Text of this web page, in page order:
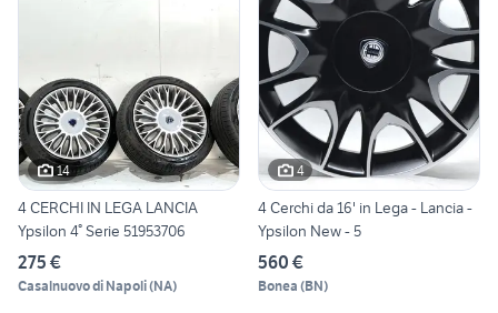
14
4 CERCHI IN LEGA LANCIA
Ypsilon 4° Serie 51953706
275 €
Casalnuovo di Napoli(NA)
4
4 Cerchi da 16' in Lega - Lancia -
Ypsilon New - 5
560 €
Bonea (BN)